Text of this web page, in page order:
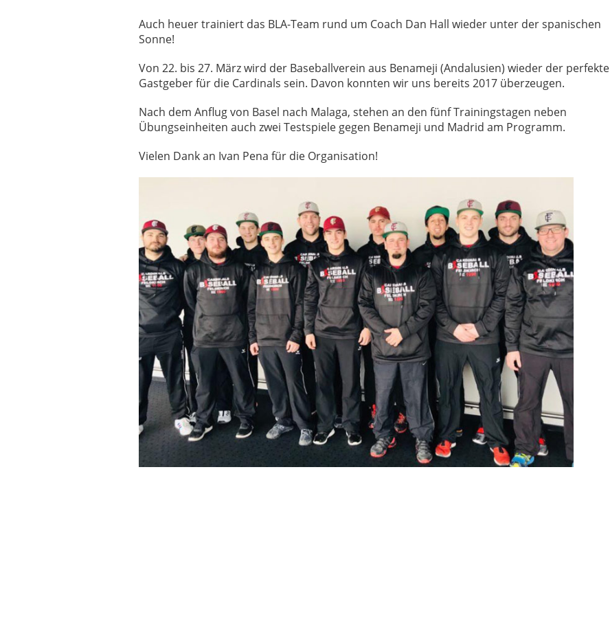
Auch heuer trainiert das BLA-Team rund um Coach Dan Hall wieder unter der spanischen
Sonne!
Von 22. bis 27. März wird der Baseballverein aus Benameji (Andalusien) wieder der perfekte
Gastgeber für die Cardinals sein. Davon konnten wir uns bereits 2017 überzeugen.
Nach dem Anflug von Basel nach Malaga, stehen an den fünf Trainingstagen neben
Übungseinheiten auch zwei Testspiele gegen Benameji und Madrid am Programm.
Vielen Dank an Ivan Pena für die Organisation!